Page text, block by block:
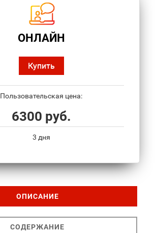
ОНЛАЙН
Купить
Пользовательская цена:
6300 руб.
3 дня
ОПИСАНИЕ
СОДЕРЖАНИЕ